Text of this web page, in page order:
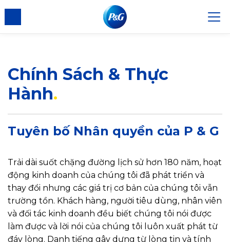
Chính Sách & Thực
Hành
Tuyên bố Nhân quyền của P & G
Trải dài suốt chặng đường lịch sử hơn 180 năm, hoạt
động kinh doanh của chúng tôi đã phát triển và
thay đổi nhưng các giá trị cơ bản của chúng tôi vẫn
trường tồn. Khách hàng, người tiêu dùng, nhân viên
và đối tác kinh doanh đều biết chúng tôi nói được
làm được và lời nói của chúng tôi luôn xuất phát từ
đáy lòng. Danh tiếng gây dựng từ lòng tin và tính